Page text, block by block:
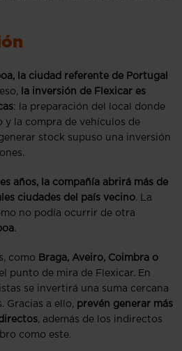
la ciudad referente de Portugal
la inversión de Flexicar es
: la preparación del local donde
y la compra de vehículos de
stock supuso una inversión
años, la compañía abrirá más de
ciudades del país vecino. La
no podía ocurrir de otra
.
como Braga, Aveiro, Coimbra o
punto de mira de Flexicar. En
se invertirá una suma cercana
Gracias a ello, prevén generar más
, además de los indirectos
como este.